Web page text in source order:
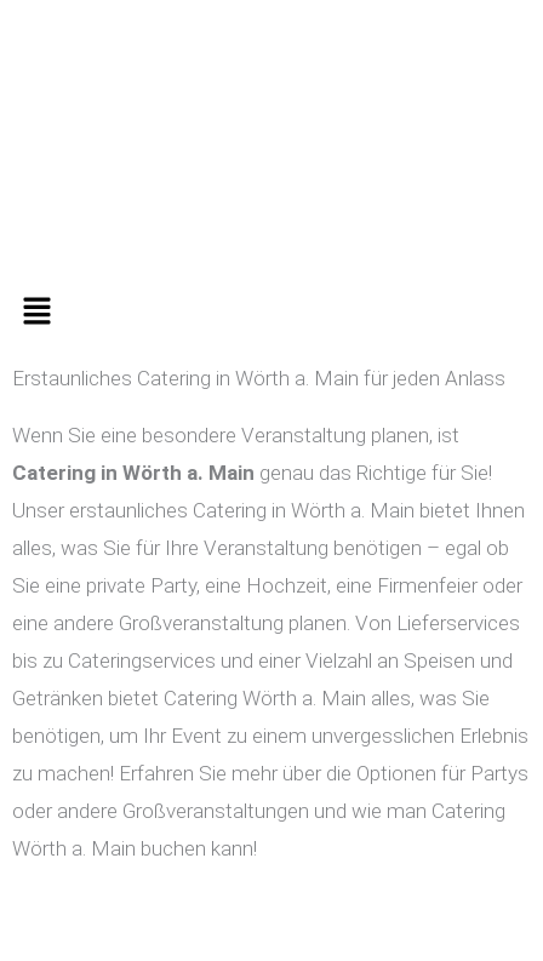
Menü
Erstaunliches Catering in Wörth a. Main für jeden Anlass
Wenn Sie eine besondere Veranstaltung planen, ist
Catering in Wörth a. Main genau das Richtige für Sie!
Unser erstaunliches Catering in Wörth a. Main bietet Ihnen
alles, was Sie für Ihre Veranstaltung benötigen – egal ob
Sie eine private Party, eine Hochzeit, eine Firmenfeier oder
eine andere Großveranstaltung planen. Von Lieferservices
bis zu Cateringservices und einer Vielzahl an Speisen und
Getränken bietet Catering Wörth a. Main alles, was Sie
benötigen, um Ihr Event zu einem unvergesslichen Erlebnis
zu machen! Erfahren Sie mehr über die Optionen für Partys
oder andere Großveranstaltungen und wie man Catering
Wörth a. Main buchen kann!